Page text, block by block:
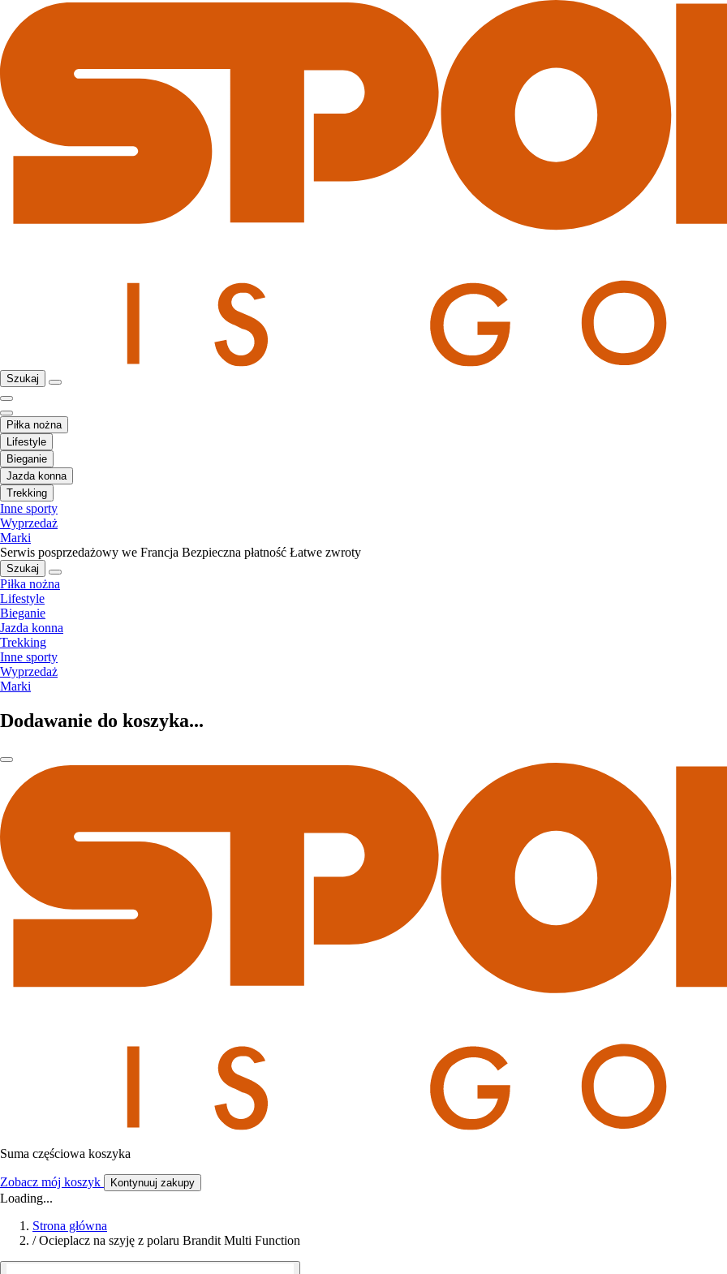
Szukaj
Piłka nożna
Lifestyle
Bieganie
Jazda konna
Trekking
Inne sporty
Wyprzedaż
Marki
Serwis posprzedażowy we Francja Bezpieczna płatność Łatwe zwroty
Szukaj
Piłka nożna
Lifestyle
Bieganie
Jazda konna
Trekking
Inne sporty
Wyprzedaż
Marki
Dodawanie do koszyka...
Suma częściowa koszyka
Zobacz mój koszyk Kontynuuj zakupy
Loading...
Strona główna
/ Ocieplacz na szyję z polaru Brandit Multi Function